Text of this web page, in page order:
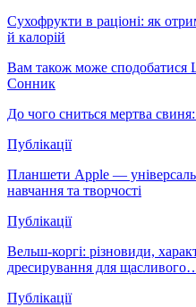
Сухофрукти в раціоні: як
й калорій
Вам також може сподобатися
Сонник
До чого сниться мертва
Публікації
Планшети Apple —
навчання та творчості
Публікації
Вельш-коргі: різновиди,
дресирування для
Публікації